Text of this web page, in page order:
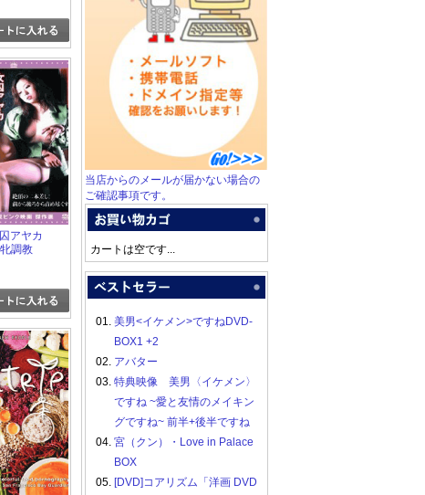
アヤカ
調教
当店からのメールが届かない場合の
ご確認事項です。
カートは空です...
01. 美男<イケメン>ですねDVD-
BOX1 +2
02. アバター
03. 特典映像 美男〈イケメン〉
ですね ~愛と友情のメイキン
グですね~ 前半+後半ですね
04. 宮（クン）・Love in Palace
BOX
05. [DVD]コアリズム「洋画 DVD